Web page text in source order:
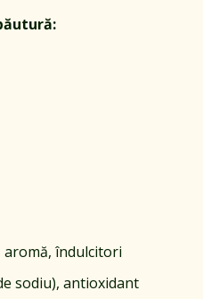
aromă, îndulcitori
sodiu), antioxidant